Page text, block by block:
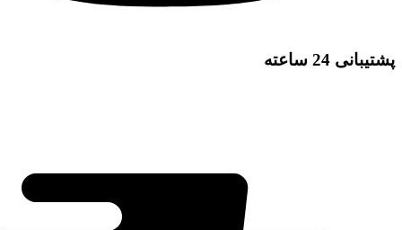
پشتیبانی 24 ساعته